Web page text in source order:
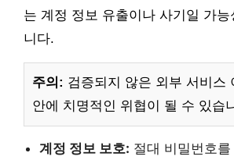
는 계정 정보 유출이나 사기일 가
니다.
주의: 검증되지 않은 외부 서비스
안에 치명적인 위협이 될 수 있습
계정 정보 보호: 절대 비밀번호